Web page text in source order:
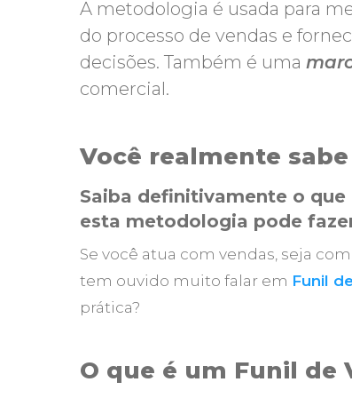
A metodologia é usada para
do processo de vendas e
decisões. Também é uma
comercial.
Você realmente
Saiba definitivamente o que
esta metodologia pode
Se você atua com vendas, seja
tem ouvido muito falar em Funil
prática?
O que é um Funil de